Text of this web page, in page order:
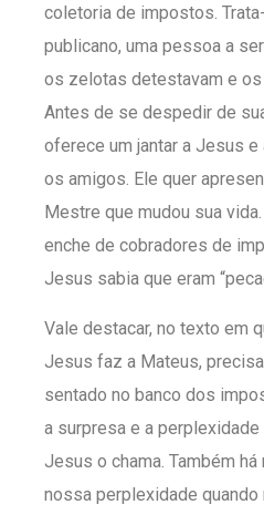
coletoria de impostos.
publicano, uma pessoa a
os zelotas detestavam e
Antes de se despedir de
oferece um jantar a Jesus
os amigos. Ele quer
Mestre que mudou sua
enche de cobradores de
Jesus sabia que eram
Vale destacar, no texto em
Jesus faz a Mateus,
sentado no banco dos
a surpresa e a
Jesus o chama. Também
nossa perplexidade